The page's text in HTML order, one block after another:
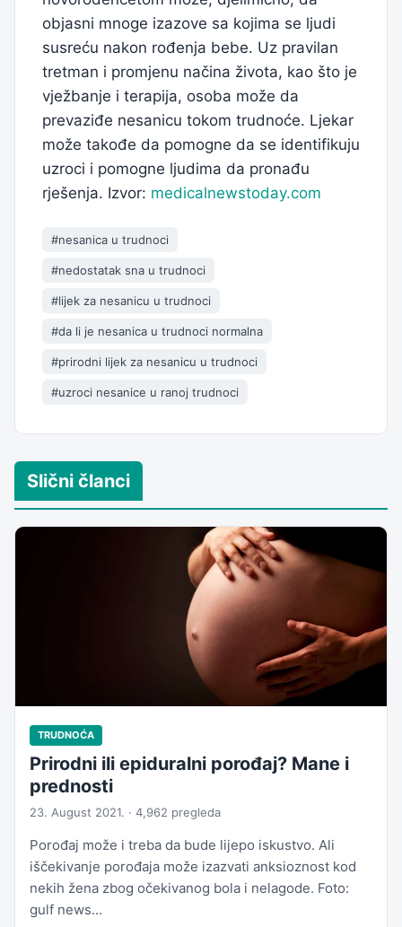
objasni mnoge izazove sa kojima se ljudi
susreću nakon rođenja bebe. Uz pravilan
tretman i promjenu načina života, kao što je
vježbanje i terapija, osoba može da
prevaziđe nesanicu tokom trudnoće. Ljekar
može takođe da pomogne da se identifikuju
uzroci i pomogne ljudima da pronađu
rješenja. Izvor: medicalnewstoday.com
#nesanica u trudnoci
#nedostatak sna u trudnoci
#lijek za nesanicu u trudnoci
#da li je nesanica u trudnoci normalna
#prirodni lijek za nesanicu u trudnoci
#uzroci nesanice u ranoj trudnoci
Slični članci
TRUDNOĆA
Prirodni ili epiduralni porođaj? Mane i
prednosti
23. August 2021. · 4,962 pregleda
Porođaj može i treba da bude lijepo iskustvo. Ali
iščekivanje porođaja može izazvati anksioznost kod
nekih žena zbog očekivanog bola i nelagode. Foto:
gulf news...